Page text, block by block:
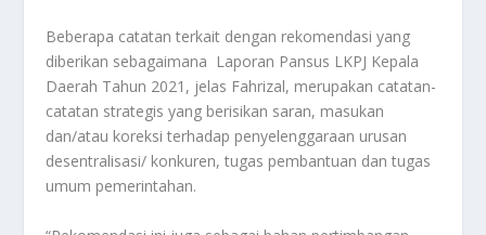
Beberapa catatan terkait dengan rekomendasi yang
diberikan sebagaimana Laporan Pansus LKPJ Kepala
Daerah Tahun 2021, jelas Fahrizal, merupakan catatan-
catatan strategis yang berisikan saran, masukan
dan/atau koreksi terhadap penyelenggaraan urusan
desentralisasi/ konkuren, tugas pembantuan dan tugas
umum pemerintahan.